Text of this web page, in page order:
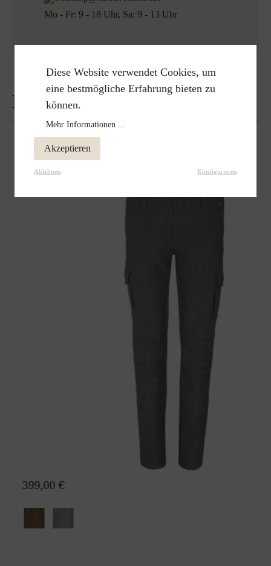
Mo - Fr: 9 - 18 Uhr, Sa: 9 - 13 Uhr
Bewertungen
Passt perfekt dazu
Lodenhose Juliane GreifenbergS
399,00 €
Diese Website verwendet Cookies, um
eine bestmögliche Erfahrung bieten zu
können.
Mehr Informationen ...
Akzeptieren
Ablehnen Konfigurieren